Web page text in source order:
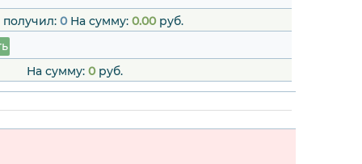
получил: 0На сумму: 0.00руб.
На сумму: 0руб.